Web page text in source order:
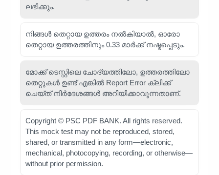
ലഭിക്കും.
നിങ്ങൾ തെറ്റായ ഉത്തരം നൽകിയാൽ, ഓരോ
തെറ്റായ ഉത്തരത്തിനും 0.33 മാർക്ക് നഷ്ടപ്പെടും.
മോക്ക് ടെസ്റ്റിലെ ചോദ്യത്തിലോ, ഉത്തരത്തിലോ
തെറ്റുകൾ ഉണ്ട് എങ്കിൽ Report Error ക്ലിക്ക്
ചെയ്ത് നിർദേശങ്ങൾ അറിയിക്കാവുന്നതാണ്.
Copyright © PSC PDF BANK. All rights reserved.
This mock test may not be reproduced, stored,
shared, or transmitted in any form—electronic,
mechanical, photocopying, recording, or otherwise—
without prior permission.